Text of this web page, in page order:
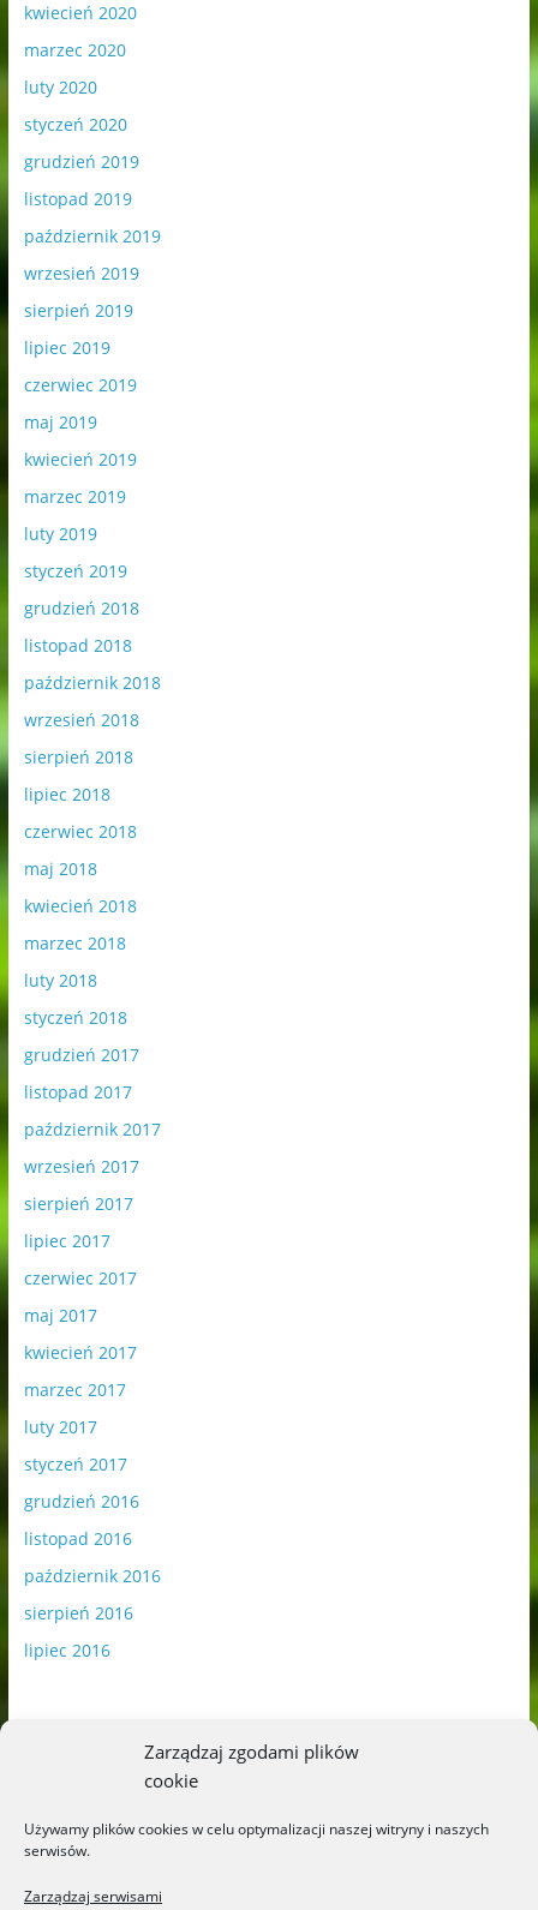
Zarządzaj zgodami plików
cookie
Używamy plików cookies w celu optymalizacji naszej witryny i naszych
serwisów.
Zarządzaj serwisami
kwiecień 2020
marzec 2020
luty 2020
styczeń 2020
grudzień 2019
listopad 2019
październik 2019
wrzesień 2019
sierpień 2019
lipiec 2019
czerwiec 2019
maj 2019
kwiecień 2019
marzec 2019
luty 2019
styczeń 2019
grudzień 2018
listopad 2018
październik 2018
wrzesień 2018
sierpień 2018
lipiec 2018
czerwiec 2018
maj 2018
kwiecień 2018
marzec 2018
luty 2018
styczeń 2018
grudzień 2017
listopad 2017
październik 2017
wrzesień 2017
sierpień 2017
lipiec 2017
czerwiec 2017
maj 2017
kwiecień 2017
marzec 2017
luty 2017
styczeń 2017
grudzień 2016
listopad 2016
październik 2016
sierpień 2016
lipiec 2016